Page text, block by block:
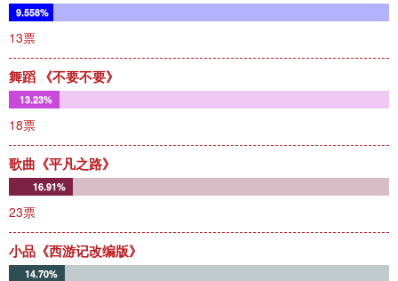
9.558%
13票
舞蹈 《不要不要》
13.23%
18票
歌曲《平凡之路》
16.91%
23票
小品《西游记改编版》
14.70%